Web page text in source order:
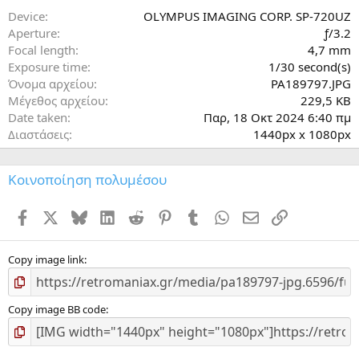
Device
OLYMPUS IMAGING CORP. SP-720UZ
Aperture
ƒ/3.2
Focal length
4,7 mm
Exposure time
1/30 second(s)
Όνομα αρχείου
PA189797.JPG
Μέγεθος αρχείου
229,5 KB
Date taken
Παρ, 18 Οκτ 2024 6:40 πμ
Διαστάσεις
1440px x 1080px
Κοινοποίηση πολυμέσου
Facebook BlueskyLinkedInReddit PinterestTumblr WhatsApp
ΗΛΕΚΤΡΟΝΙΚΗ
Σύνδεσμος
Copy image link
Copy image BB code